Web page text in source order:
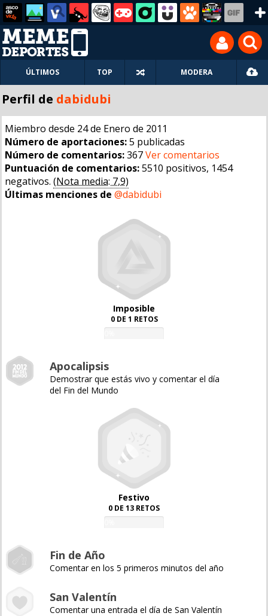
ÚLTIMOS TOP MODERA
Perfil de dabidubi
Miembro desde 24 de Enero de 2011
Número de aportaciones:5 publicadas
Número de comentarios:367Ver comentarios
Puntuación de comentarios:5510 positivos, 1454
negativos. (Nota media: 7,9)
Últimas menciones de @dabidubi
Imposible
0 DE 1 RETOS
Apocalipsis
Demostrar que estás vivo y comentar el día
del Fin del Mundo
Festivo
0 DE 13 RETOS
Fin de Año
Comentar en los 5 primeros minutos del año
San Valentín
Comentar una entrada el día de San Valentín